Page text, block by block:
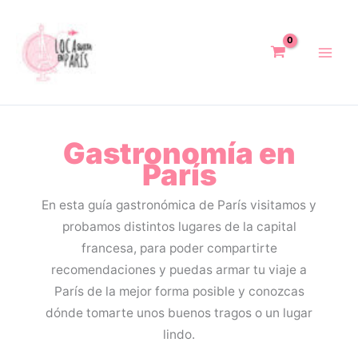
contenido
Gastronomía en
París
En esta guía gastronómica de París visitamos y
probamos distintos lugares de la capital
francesa, para poder compartirte
recomendaciones y puedas armar tu viaje a
París de la mejor forma posible y conozcas
dónde tomarte unos buenos tragos o un lugar
lindo.